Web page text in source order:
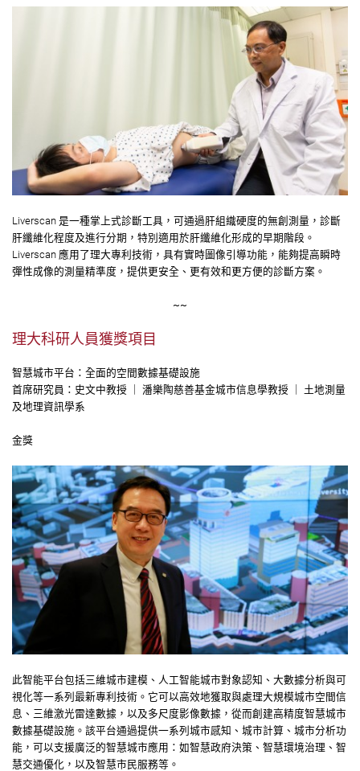
Liverscan 是一種掌上式診斷工具，可通過肝組織硬度的無創測量，診斷
肝纖維化程度及進行分期，特別適用於肝纖維化形成的早期階段。
Liverscan 應用了理大專利技術，具有實時圖像引導功能，能夠提高瞬時
彈性成像的測量精準度，提供更安全、更有效和更方便的診斷方案。
~~
理大科研人員獲獎項目
智慧城市平台：全面的空間數據基礎設施
首席研究員：史文中教授 ｜ 潘樂陶慈善基金城市信息學教授 ｜ 土地測量
及地理資訊學系
金獎
此智能平台包括三維城市建模、人工智能城市對象認知、大數據分析與可
視化等一系列最新專利技術。它可以高效地獲取與處理大規模城市空間信
息、三維激光雷達數據，以及多尺度影像數據，從而創建高精度智慧城市
數據基礎設施。該平台通過提供一系列城市感知、城市計算、城市分析功
能，可以支援廣泛的智慧城市應用：如智慧政府決策、智慧環境治理、智
慧交通優化，以及智慧市民服務等。